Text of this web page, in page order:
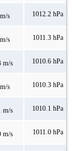
s 1012.2 hPa
s 1011.3 hPa
m/s 1010.6 hPa
s 1010.3 hPa
m/s 1010.1 hPa
m/s 1011.0 hPa